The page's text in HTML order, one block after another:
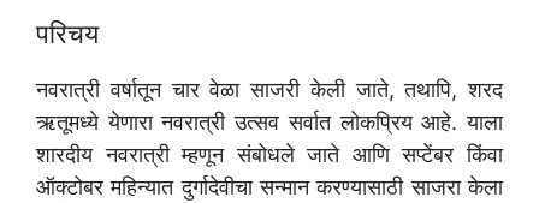
परिचय
नवरात्री वर्षातून चार वेळा साजरी केली जाते, तथापि, शरद
ऋतूमध्ये येणारा नवरात्री उत्सव सर्वात लोकप्रिय आहे. याला
शारदीय नवरात्री म्हणून संबोधले जाते आणि सप्टेंबर किंवा
ऑक्टोबर महिन्यात दुर्गादेवीचा सन्मान करण्यासाठी साजरा केला